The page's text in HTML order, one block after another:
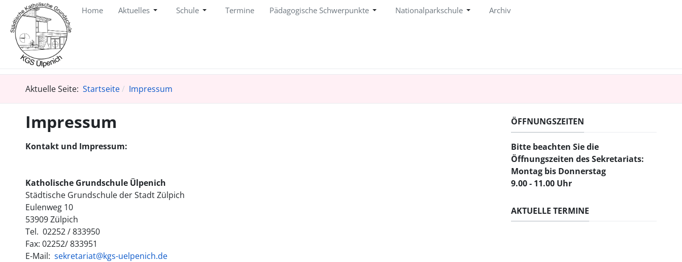
Home Aktuelles Schule Termine Pädagogische Schwerpunkte Nationalparkschule Archiv
Aktuelle Seite: Startseite Impressum
Impressum
Kontakt und Impressum:
Katholische Grundschule Ülpenich
Städtische Grundschule der Stadt Zülpich
Eulenweg 10
53909 Zülpich
Tel. 02252 / 833950
Fax: 02252/ 833951
E-Mail: sekretariat@kgs-uelpenich.de
ÖFFNUNGSZEITEN
Bitte beachten Siedie
Öffnungszeiten des Sekretariats:
Montag bis Donnerstag
9.00 - 11.00 Uhr
AKTUELLE TERMINE